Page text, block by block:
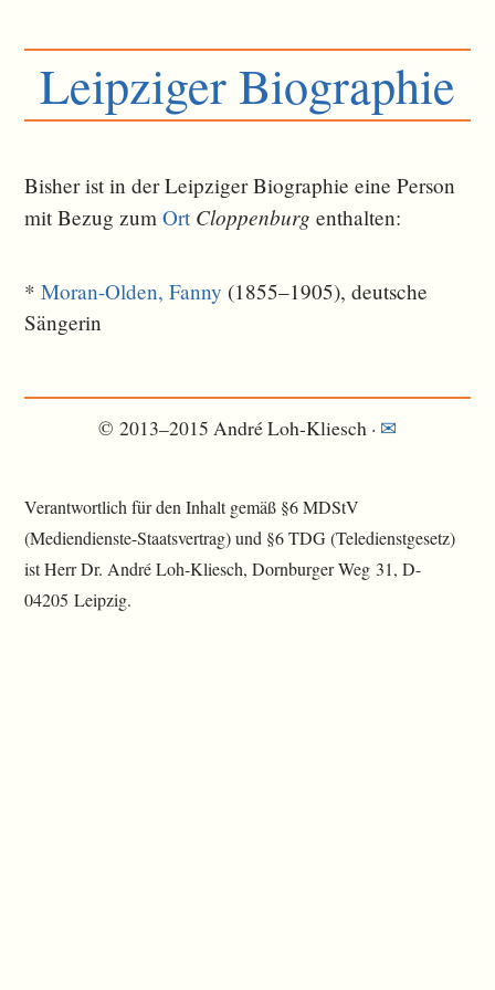
Leipziger Biographie
Bisher ist in der Leipziger Biographie eine Person
mit Bezug zumOrt Cloppenburg ent­halten:
*Moran-Olden, Fanny (1855–1905), deutsche
Sängerin
© 2013–2015 André Loh-Kliesch · ✉
Verantwortlich für den Inhalt gemäß §6 MDStV
(Mediendienste-Staatsvertrag) und §6 TDG (Teledienstgesetz)
ist Herr Dr. André Loh-Kliesch, Dornburger Weg 31, D-
04205 Leipzig.